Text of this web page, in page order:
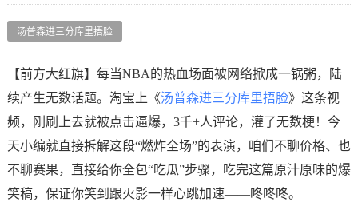
汤普森进三分库里捂脸
【前方大红旗】每当NBA的热血场面被网络掀成一锅粥，陆
续产生无数话题。淘宝上《汤普森进三分库里捂脸》这条视
频，刚刷上去就被点击逼爆，3千+人评论，灌了无数梗！今
天小编就直接拆解这段“燃炸全场”的表演，咱们不聊价格、也
不聊赛果，直接给你全包“吃瓜”步骤，吃完这篇原汁原味的爆
笑稿，保证你笑到跟火影一样心跳加速——咚咚咚。